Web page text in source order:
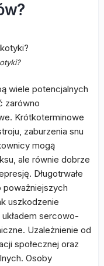
wiele potencjalnych
zarówno
Krótkoterminowe
zaburzenia snu
mogą
ale równie dobrze
Długotrwałe
uszkodzenie
sercowo-
Uzależnienie od
społecznej oraz
Osoby